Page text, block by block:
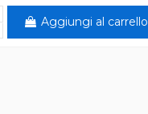
Aggiungi al carrello